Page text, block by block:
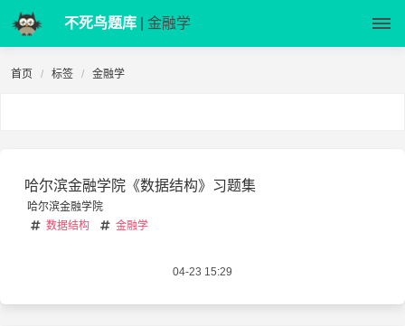
不死鸟题库 | 金融学
首页 标签 金融学
哈尔滨金融学院《数据结构》习题集
哈尔滨金融学院
数据结构
金融学
04-23 15:29